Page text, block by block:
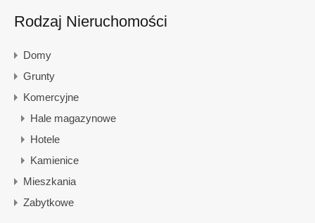
Rodzaj Nieruchomości
Domy
Grunty
Komercyjne
Hale magazynowe
Hotele
Kamienice
Mieszkania
Zabytkowe